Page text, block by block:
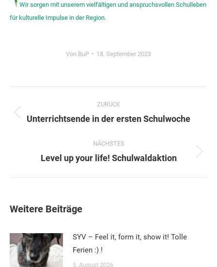
Wir sorgen mit unserem vielfältigen und anspruchsvollen Schulleben
für kulturelle Impulse in der Region.
Von BuP 18. September 2023
ZURÜCK
Vorheriger
Unterrichtsende in der ersten Schulwoche
NÄCHSTES
Nächster
Level up your life! Schulwaldaktion
Weitere Beiträge
SYV – Feel it, form it, show it! Tolle
Ferien :) !
5. August 2026